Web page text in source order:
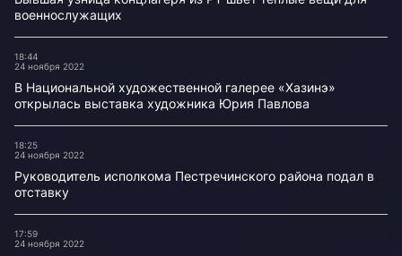
военнослужащих
18:44
24 ноября 2022
В Национальной художественной галерее «Хазинэ»
открылась выставка художника Юрия Павлова
18:25
24 ноября 2022
Руководитель исполкома Пестречинского района подал в
отставку
17:59
24 ноября 2022